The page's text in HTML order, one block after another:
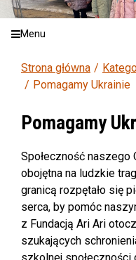
Menu
Strona główna
Pomagamy Ukrainie
Pomagamy
Społeczność
obojętna na ludzkie
granicą rozpętało się
serca, by pomóc
z Fundacją Ari Ari
szukających